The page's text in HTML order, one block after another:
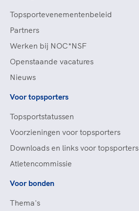
Topsportevenementenbeleid
Partners
Werken bij NOC*NSF
Openstaande vacatures
Nieuws
Voor topsporters
Topsportstatussen
Voorzieningen voor topsporters
Downloads en links voor topsporters
Atletencommissie
Voor bonden
Thema's